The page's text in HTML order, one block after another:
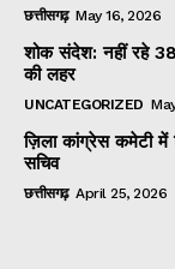
छत्तीसगढ़ May 16, 2026
शोक संदेश: नहीं रहे 38
की लहर
UNCATEGORIZED
ज़िला कांग्रेस कमेटी में
सचिव
छत्तीसगढ़ April 25, 2026